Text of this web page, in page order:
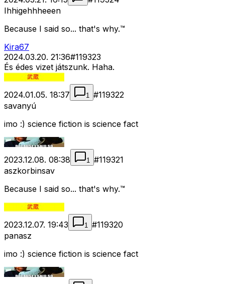
Ihhigehhheeen
Because I said so... that's why.™
Kira67
2024.03.20. 21:36#119323
És édes vizet játszunk. Haha.
2024.01.05. 18:37 1 #119322
savanyú
imo :) science fiction is science fact
2023.12.08. 08:38 1 #119321
aszkorbinsav
Because I said so... that's why.™
2023.12.07. 19:43 1 #119320
panasz
imo :) science fiction is science fact